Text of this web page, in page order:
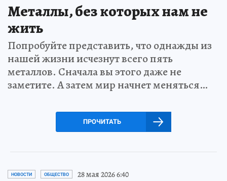
Металлы, без которых нам не
жить
Попробуйте представить, что однажды из
нашей жизни исчезнут всего пять
металлов. Сначала вы этого даже не
заметите. А затем мир начнет меняться…
ПРОЧИТАТЬ
НОВОСТИ ОБЩЕСТВО 28 мая 2026 6:40